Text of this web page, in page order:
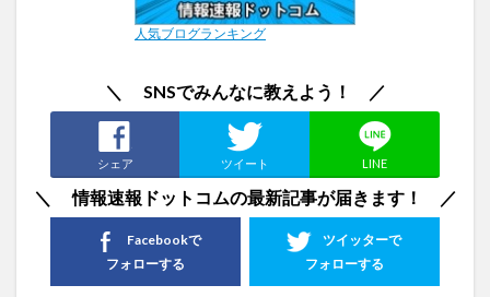
人気ブログランキング
＼ SNSでみんなに教えよう！ ／
シェア ツイート LINE
＼ 情報速報ドットコムの最新記事が届きます！ ／
ツイッターで
フォローする
Facebookで
フォローする